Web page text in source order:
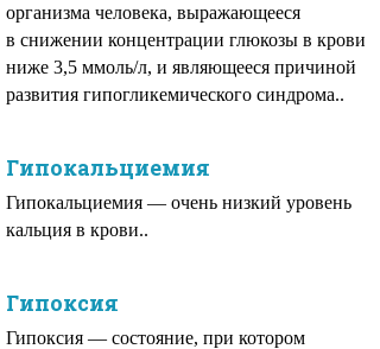
организма человека, выражающееся
в снижении концентрации глюкозы в крови
ниже 3,5 ммоль/л, и являющееся причиной
развития гипогликемического синдрома..
Гипокальциемия
Гипокальциемия — очень низкий уровень
кальция в крови..
Гипоксия
Гипоксия — состояние, при котором